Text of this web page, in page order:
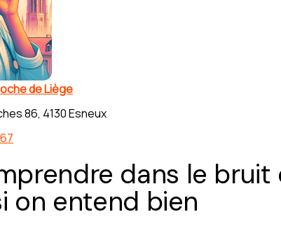
de Liège
86, 4130 Esneux
dans le bruit
on entend bien